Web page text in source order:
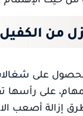
من
على
على رأسها
إزالة أصعب